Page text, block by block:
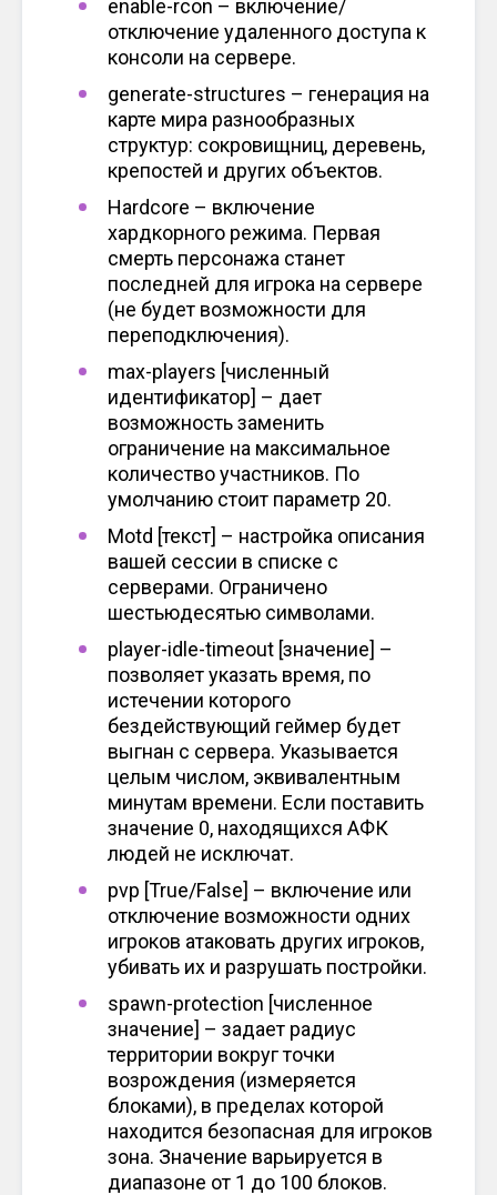
enable-rcon – включение/
отключение удаленного доступа к
консоли на сервере.
generate-structures – генерация на
карте мира разнообразных
структур: сокровищниц, деревень,
крепостей и других объектов.
Hardcore – включение
хардкорного режима. Первая
смерть персонажа станет
последней для игрока на сервере
(не будет возможности для
переподключения).
max-players [численный
идентификатор] – дает
возможность заменить
ограничение на максимальное
количество участников. По
умолчанию стоит параметр 20.
Motd [текст] – настройка описания
вашей сессии в списке с
серверами. Ограничено
шестьюдесятью символами.
player-idle-timeout [значение] –
позволяет указать время, по
истечении которого
бездействующий геймер будет
выгнан с сервера. Указывается
целым числом, эквивалентным
минутам времени. Если поставить
значение 0, находящихся АФК
людей не исключат.
pvp [True/False] – включение или
отключение возможности одних
игроков атаковать других игроков,
убивать их и разрушать постройки.
spawn-protection [численное
значение] – задает радиус
территории вокруг точки
возрождения (измеряется
блоками), в пределах которой
находится безопасная для игроков
зона. Значение варьируется в
диапазоне от 1 до 100 блоков.